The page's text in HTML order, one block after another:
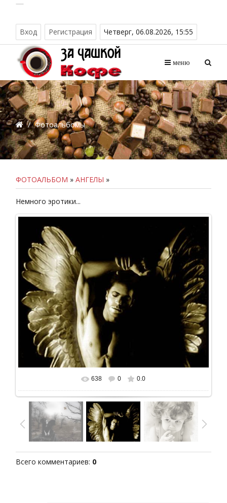
Вход Регистрация Четверг, 06.08.2026, 15:55
меню
/ Фотоальбомы
ФОТОАЛЬБОМ »АНГЕЛЫ »
Немного эротики...
638 0 0.0
Всего комментариев: 0